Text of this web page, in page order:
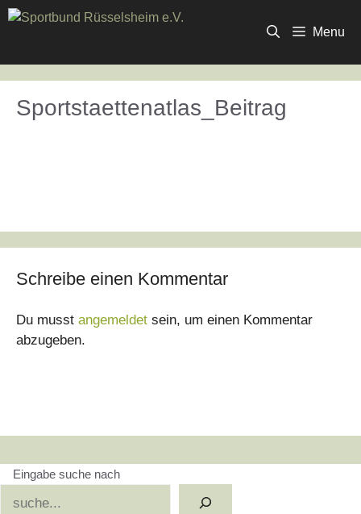
Zum
Inhalt
Menu
Sportstaettenatlas_Beitrag
Schreibe einen Kommentar
Du musst angemeldet sein, um einen Kommentar
abzugeben.
Eingabe suche nach